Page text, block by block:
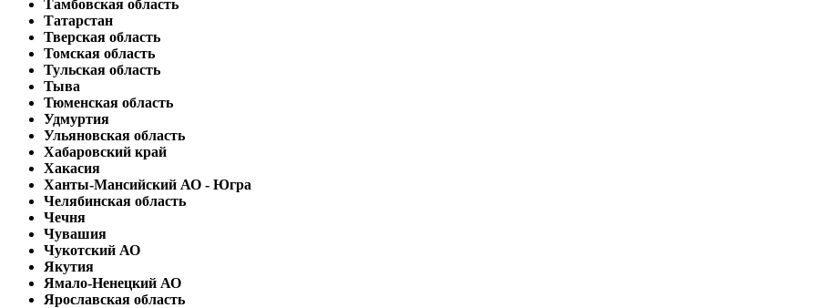
Тамбовская область
Татарстан
Тверская область
Томская область
Тульская область
Тыва
Тюменская область
Удмуртия
Ульяновская область
Хабаровский край
Хакасия
Ханты-Мансийский АО - Югра
Челябинская область
Чечня
Чувашия
Чукотский АО
Якутия
Ямало-Ненецкий АО
Ярославская область